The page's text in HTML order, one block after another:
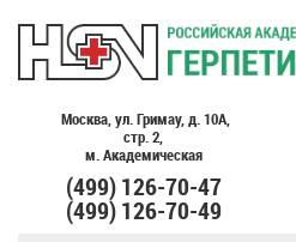
Москва, ул. Гримау, д. 10А,
стр. 2,
м. Академическая
(499)126-70-47
(499)126-70-49